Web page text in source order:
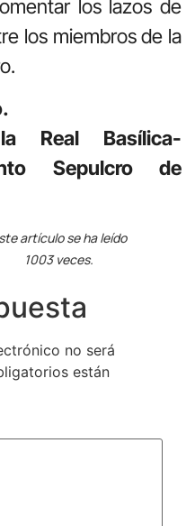
los lazos de
los miembros de la
Real Basílica-
Sepulcro de
artículo se ha leído
1003 veces.
no será
están